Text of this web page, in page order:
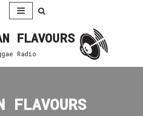
FLAVOURS
Radio
FLAVOURS